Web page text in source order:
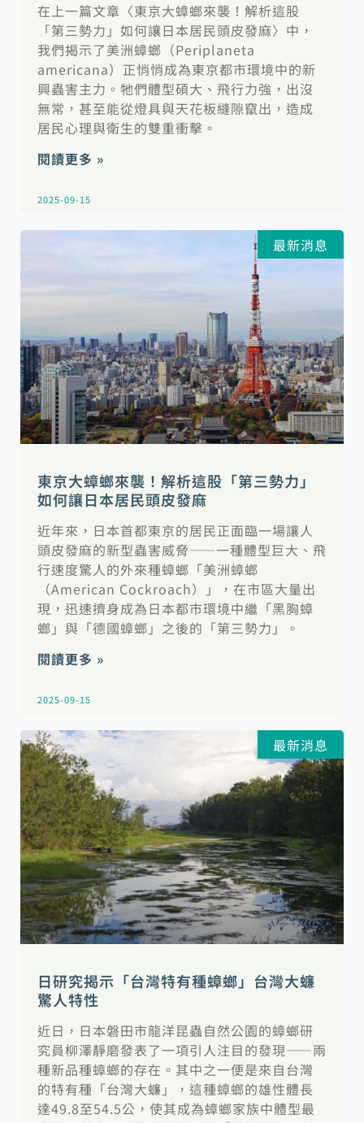
在上一篇文章〈東京大蟑螂來襲！解析這股
「第三勢力」如何讓日本居民頭皮發麻〉中，
我們揭示了美洲蟑螂（Periplaneta
americana）正悄悄成為東京都市環境中的新
興蟲害主力。牠們體型碩大、飛行力強，出沒
無常，甚至能從燈具與天花板縫隙竄出，造成
居民心理與衛生的雙重衝擊。
閱讀更多 »
2025-09-15
最新消息
東京大蟑螂來襲！解析這股「第三勢力」
如何讓日本居民頭皮發麻
近年來，日本首都東京的居民正面臨一場讓人
頭皮發麻的新型蟲害威脅——一種體型巨大、飛
行速度驚人的外來種蟑螂「美洲蟑螂
（American Cockroach）」，在市區大量出
現，迅速擠身成為日本都市環境中繼「黑胸蟑
螂」與「德國蟑螂」之後的「第三勢力」。
閱讀更多 »
2025-09-15
最新消息
日研究揭示「台灣特有種蟑螂」台灣大蠊
驚人特性
近日，日本磐田市龍洋昆蟲自然公園的蟑螂研
究員柳澤靜磨發表了一項引人注目的發現——兩
種新品種蟑螂的存在。其中之一便是來自台灣
的特有種「台灣大蠊」，這種蟑螂的雄性體長
達49.8至54.5公，使其成為蟑螂家族中體型最